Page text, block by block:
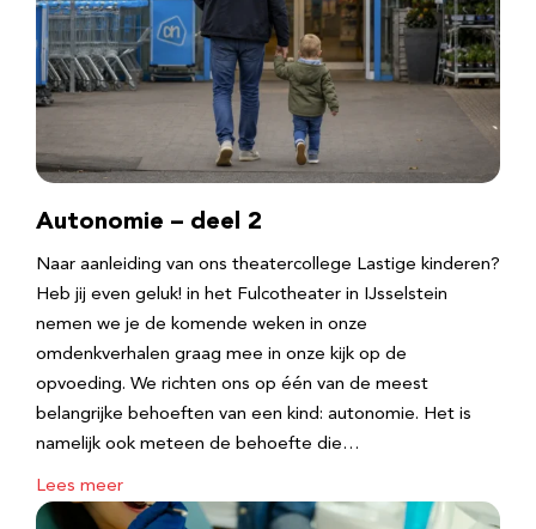
Autonomie – deel 2
Naar aanleiding van ons theatercollege Lastige kinderen?
Heb jij even geluk! in het Fulcotheater in IJsselstein
nemen we je de komende weken in onze
omdenkverhalen graag mee in onze kijk op de
opvoeding. We richten ons op één van de meest
belangrijke behoeften van een kind: autonomie. Het is
namelijk ook meteen de behoefte die…
Lees meer